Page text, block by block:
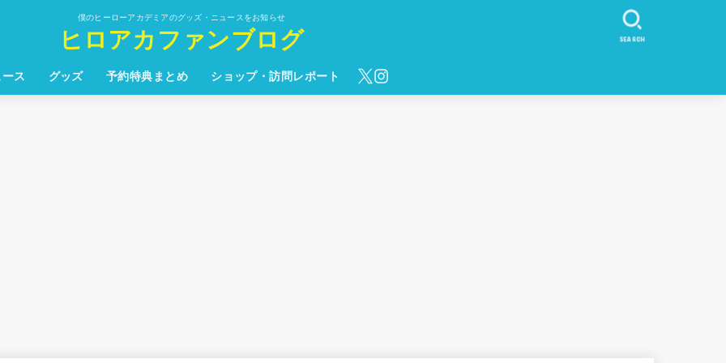
僕のヒーローアカデミアのグッズ・ニュースをお知らせ
ヒロアカファンブログ
ス グッズ 予約特典まとめ ショップ・訪問レポート
SEARCH